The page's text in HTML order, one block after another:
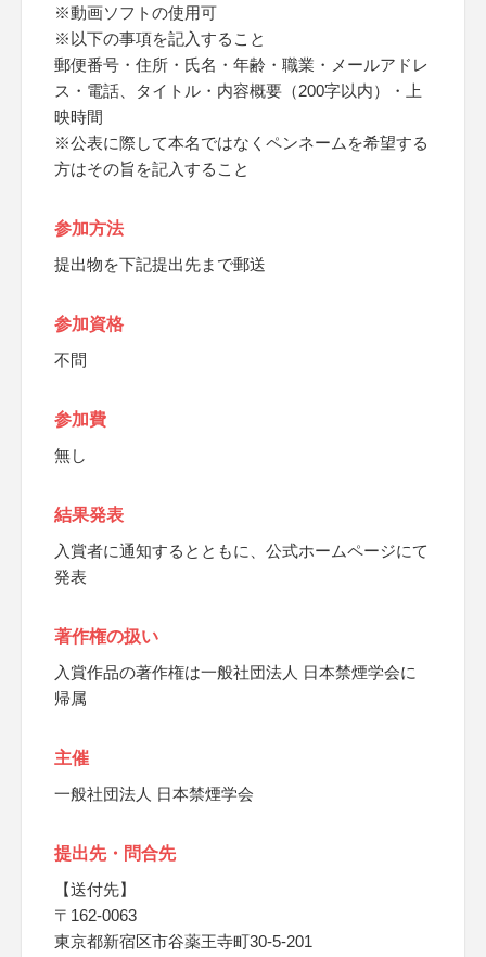
※動画ソフトの使用可
※以下の事項を記入すること
郵便番号・住所・氏名・年齢・職業・メールアドレ
ス・電話、タイトル・内容概要（200字以内）・上
映時間
※公表に際して本名ではなくペンネームを希望する
方はその旨を記入すること
参加方法
提出物を下記提出先まで郵送
参加資格
不問
参加費
無し
結果発表
入賞者に通知するとともに、公式ホームページにて
発表
著作権の扱い
入賞作品の著作権は一般社団法人 日本禁煙学会に
帰属
主催
一般社団法人 日本禁煙学会
提出先・問合先
【送付先】
〒162-0063
東京都新宿区市谷薬王寺町30-5-201